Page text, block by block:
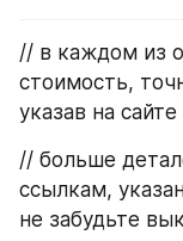
// в каждом из
стоимость,
указав на
// больше
ссылкам,
не забудьте